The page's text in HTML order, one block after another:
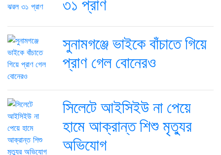
৩১ প্রাণ
সুনামগঞ্জে ভাইকে বাঁচাতে গিয়ে
প্রাণ গেল বোনেরও
সিলেটে আইসিইউ না পেয়ে
হামে আক্রান্ত শিশু মৃত্যুর
অভিযোগ